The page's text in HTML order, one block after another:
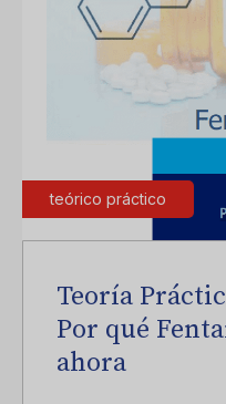
teórico práctico
Teoría
Por qué
ahora